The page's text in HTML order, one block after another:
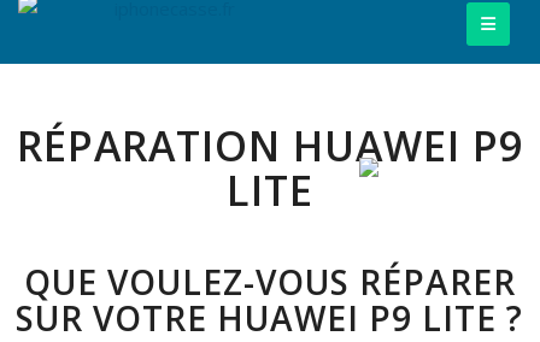
RÉPARATION HUAWEI P9
LITE
QUE VOULEZ-VOUS RÉPARER
SUR VOTRE HUAWEI P9 LITE ?